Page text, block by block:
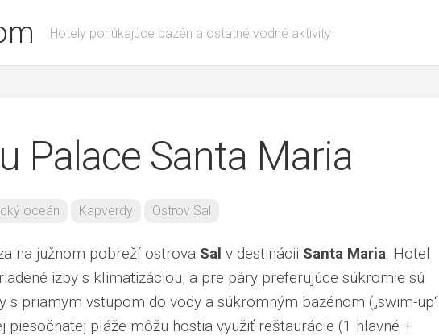
Hotely ponúkajúce bazén a ostatné vodné aktivity
Palace Santa Maria
oceán Kapverdy Ostrov Sal
na južnom pobreží ostrova Sal v destinácii Santa Maria. Hotel
izby s klimatizáciou, a pre páry preferujúce súkromie sú
s priamym vstupom do vody a súkromným bazénom („swim-up“
piesočnatej pláže môžu hostia využiť reštaurácie (1 hlavné +